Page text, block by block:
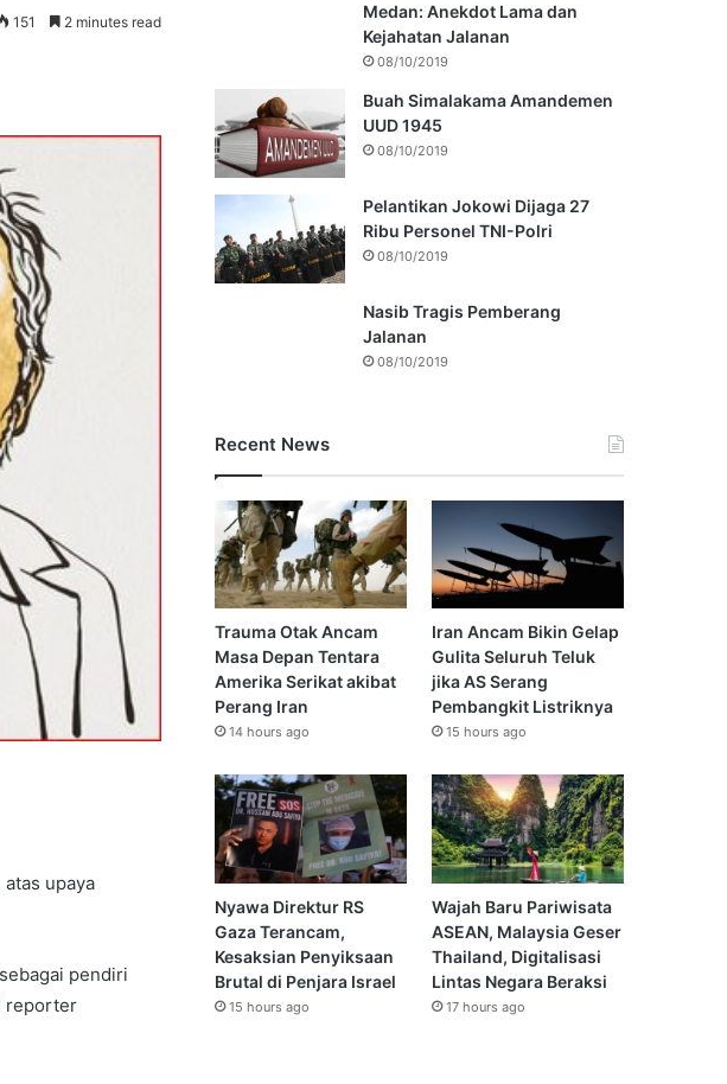
151 2 minutes read
upaya
pendiri
reporter
Medan: Anekdot Lama dan
Kejahatan Jalanan
08/10/2019
Buah Simalakama Amandemen
UUD 1945
08/10/2019
Pelantikan Jokowi Dijaga 27
Ribu Personel TNI-Polri
08/10/2019
Nasib Tragis Pemberang
Jalanan
08/10/2019
Recent News
Trauma Otak Ancam
Masa Depan Tentara
Amerika Serikat akibat
Perang Iran
14 hours ago
Iran Ancam Bikin Gelap
Gulita Seluruh Teluk
jika AS Serang
Pembangkit Listriknya
15 hours ago
Nyawa Direktur RS
Gaza Terancam,
Kesaksian Penyiksaan
Brutal di Penjara Israel
15 hours ago
Wajah Baru Pariwisata
ASEAN, Malaysia Geser
Thailand, Digitalisasi
Lintas Negara Beraksi
17 hours ago